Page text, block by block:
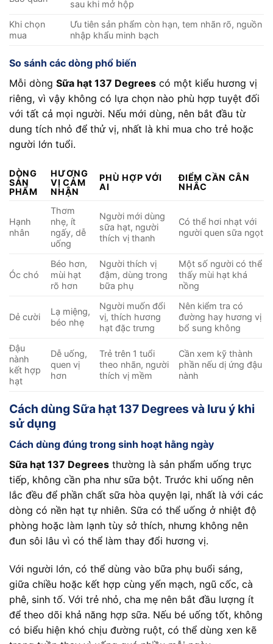
sau khi mở hộp
Khi chọn
mua
Ưu tiên sản phẩm còn hạn, tem nhãn rõ, nguồn
nhập khẩu minh bạch
So sánh các dòng phổ biến
Mỗi dòng Sữa hạt 137 Degrees có một kiểu hương vị
riêng, vì vậy không có lựa chọn nào phù hợp tuyệt đối
với tất cả mọi người. Nếu mới dùng, nên bắt đầu từ
dung tích nhỏ để thử vị, nhất là khi mua cho trẻ hoặc
người lớn tuổi.
DÒNG
SẢN
PHẨM
HƯƠNG
VỊ CẢM
NHẬN
PHÙ HỢP VỚI
AI
ĐIỂM CẦN CÂN
NHẮC
Hạnh
nhân
Thơm
nhẹ, ít
ngấy, dễ
uống
Người mới dùng
sữa hạt, người
thích vị thanh
Có thể hơi nhạt với
người quen sữa ngọt
Óc chó
Béo hơn,
mùi hạt
rõ hơn
Người thích vị
đậm, dùng trong
bữa phụ
Một số người có thể
thấy mùi hạt khá
nồng
Dẻ cười
Lạ miệng,
béo nhẹ
Người muốn đổi
vị, thích hương
hạt đặc trưng
Nên kiểm tra có
đường hay hương vị
bổ sung không
Đậu
nành
kết hợp
hạt
Dễ uống,
quen vị
hơn
Trẻ trên 1 tuổi
theo nhãn, người
thích vị mềm
Cần xem kỹ thành
phần nếu dị ứng đậu
nành
Cách dùng Sữa hạt 137 Degrees và lưu ý khi
sử dụng
Cách dùng đúng trong sinh hoạt hằng ngày
Sữa hạt 137 Degrees thường là sản phẩm uống trực
tiếp, không cần pha như sữa bột. Trước khi uống nên
lắc đều để phần chất sữa hòa quyện lại, nhất là với các
dòng có nền hạt tự nhiên. Sữa có thể uống ở nhiệt độ
phòng hoặc làm lạnh tùy sở thích, nhưng không nên
đun sôi lâu vì có thể làm thay đổi hương vị.
Với người lớn, có thể dùng vào bữa phụ buổi sáng,
giữa chiều hoặc kết hợp cùng yến mạch, ngũ cốc, cà
phê, sinh tố. Với trẻ nhỏ, cha mẹ nên bắt đầu lượng ít
để theo dõi khả năng hợp sữa. Nếu bé uống tốt, không
có biểu hiện khó chịu đường ruột, có thể dùng xen kẽ